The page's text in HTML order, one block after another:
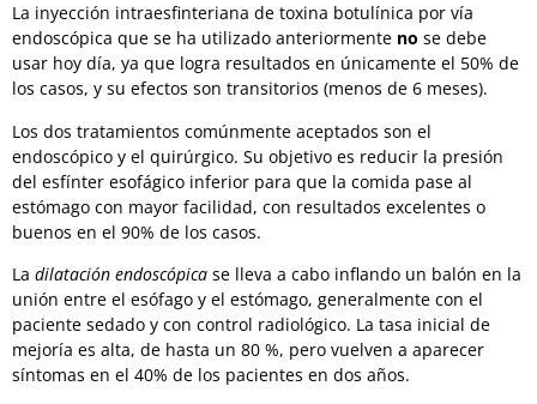
La inyección intraesfinteriana de toxina botulínica por vía
endoscópica que se ha utilizado anteriormente no se debe
usar hoy día, ya que logra resultados en únicamente el 50% de
los casos, y su efectos son transitorios (menos de 6 meses).
Los dos tratamientos comúnmente aceptados son el
endoscópico y el quirúrgico. Su objetivo es reducir la presión
del esfínter esofágico inferior para que la comida pase al
estómago con mayor facilidad, con resultados excelentes o
buenos en el 90% de los casos.
La dilatación endoscópica se lleva a cabo inflando un balón en la
unión entre el esófago y el estómago, generalmente con el
paciente sedado y con control radiológico. La tasa inicial de
mejoría es alta, de hasta un 80 %, pero vuelven a aparecer
síntomas en el 40% de los pacientes en dos años.